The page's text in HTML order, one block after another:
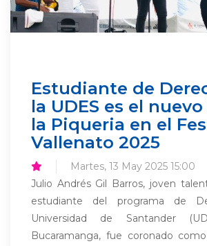
Estudiante de
la UDES es el
la Piqueria en el
Vallenato 2025
Martes, 13 May 2025 15:00
Julio Andrés Gil Barros, joven
estudiante del programa de
Universidad de Santander
Bucaramanga, fue coronado